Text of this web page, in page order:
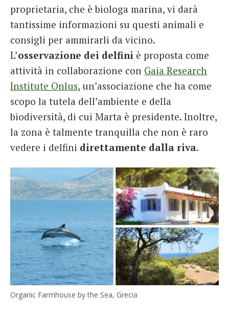
proprietaria, che è biologa marina, vi darà
tantissime informazioni su questi animali e
consigli per ammirarli da vicino.
L’osservazione dei delfini è proposta come
attività in collaborazione con Gaia Research
Institute Onlus, un’associazione che ha come
scopo la tutela dell’ambiente e della
biodiversità, di cui Marta è presidente. Inoltre,
la zona è talmente tranquilla che non è raro
vedere i delfini direttamente dalla riva.
Organic Farmhouse by the Sea, Grecia